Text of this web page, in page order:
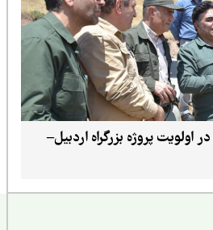
پروژه بزرگراه اردبیل–